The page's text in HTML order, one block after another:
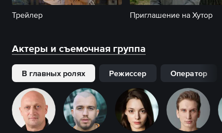
Трейлер Приглашение на Хутор
Актеры и съемочная группа
В главных ролях Режиссер Оператор